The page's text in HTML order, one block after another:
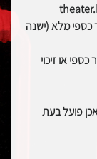
כספי מלא (ישנה
או זיכוי
פועל בעת